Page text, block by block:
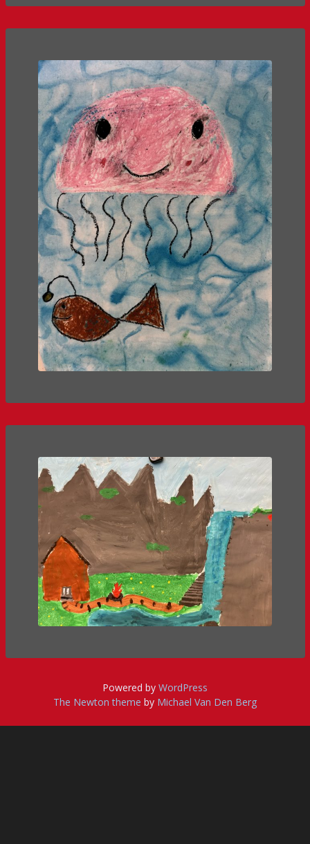
Powered by WordPress
The Newton theme by Michael Van Den Berg